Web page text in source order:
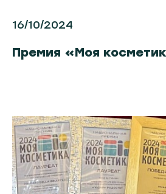
16/10/2024
Премия «Моя